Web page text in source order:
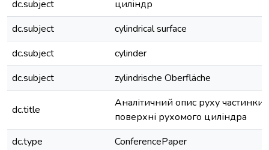
dc.subject
циліндр
dc.subject
cylindrical surface
dc.subject
cylinder
dc.subject
zylindrische Oberfläche
dc.title
Аналітичний опис руху частинки
поверхні рухомого циліндра
dc.type
ConferencePaper